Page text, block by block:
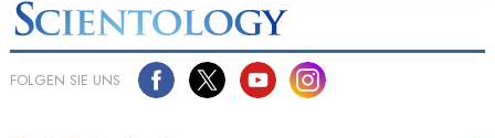
FOLGEN SIE UNS